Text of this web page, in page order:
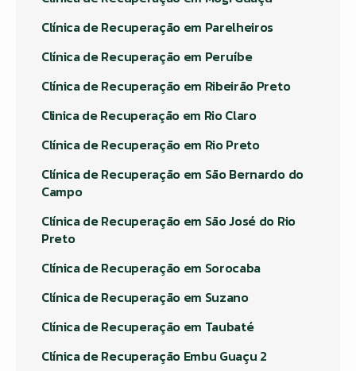
Clínica de Recuperação em Parelheiros
Clínica de Recuperação em Peruíbe
Clínica de Recuperação em Ribeirão Preto
Clinica de Recuperação em Rio Claro
Clínica de Recuperação em Rio Preto
Clínica de Recuperação em São Bernardo do
Campo
Clínica de Recuperação em São José do Rio
Preto
Clínica de Recuperação em Sorocaba
Clínica de Recuperação em Suzano
Clínica de Recuperação em Taubaté
Clínica de Recuperação Embu Guaçu 2